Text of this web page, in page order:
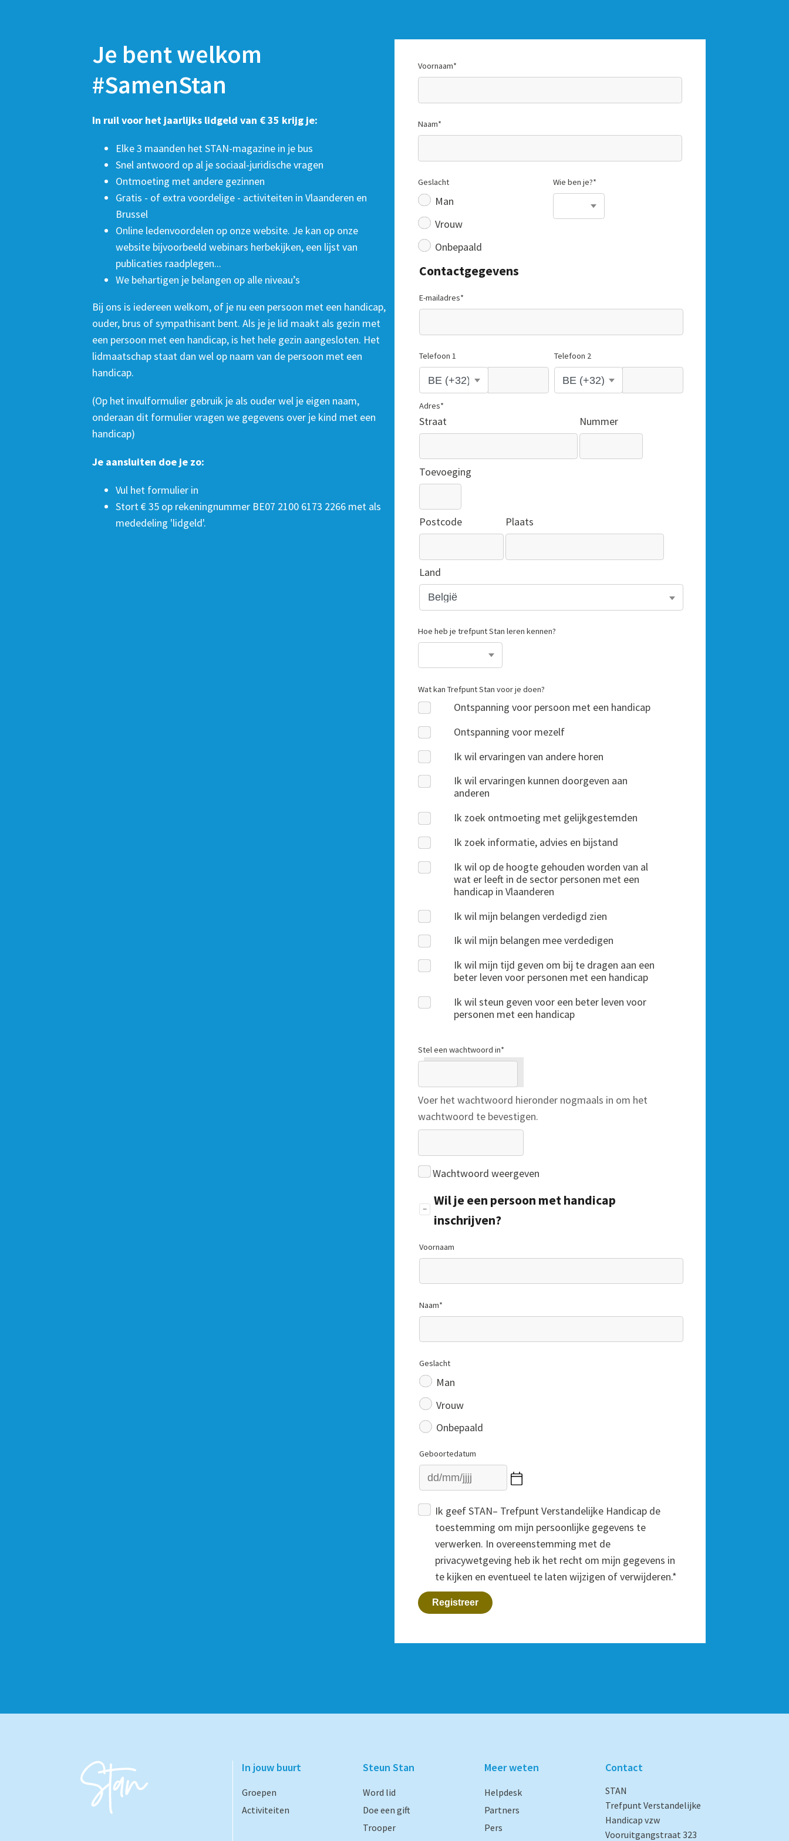
Je bent welkom
#SamenStan
In ruil voor het jaarlijks lidgeld van € 35 krijg je:
Elke 3 maanden het STAN-magazine in je bus
Snel antwoord op al je sociaal-juridische vragen
Ontmoeting met andere gezinnen
Gratis - of extra voordelige - activiteiten in Vlaanderen en
Brussel
Online ledenvoordelen op onze website. Je kan op onze
website bijvoorbeeld webinars herbekijken, een lijst van
publicaties raadplegen...
We behartigen je belangen op alle niveau’s
Bij ons is iedereen welkom, of je nu een persoon met een handicap,
ouder, brus of sympathisant bent. Als je je lid maakt als gezin met
een persoon met een handicap, is het hele gezin aangesloten. Het
lidmaatschap staat dan wel op naam van de persoon met een
handicap.
(Op het invulformulier gebruik je als ouder wel je eigen naam,
onderaan dit formulier vragen we gegevens over je kind met een
handicap)
Je aansluiten doe je zo:
Vul het formulier in
Stort € 35 op rekeningnummer BE07 2100 6173 2266 met als
mededeling 'lidgeld'.
Voornaam*
Naam*
Geslacht
Man
Vrouw
Onbepaald
Wie ben je?*
Contactgegevens
E-mailadres*
Telefoon 1 Telefoon 2
Adres*
Straat Nummer
Toevoeging
Postcode Plaats
Land
Hoe heb je trefpunt Stan leren kennen?
Wat kan Trefpunt Stan voor je doen?
Ontspanning voor persoon met een handicap
Ontspanning voor mezelf
Ik wil ervaringen van andere horen
Ik wil ervaringen kunnen doorgeven aan
anderen
Ik zoek ontmoeting met gelijkgestemden
Ik zoek informatie, advies en bijstand
Ik wil op de hoogte gehouden worden van al
wat er leeft in de sector personen met een
handicap in Vlaanderen
Ik wil mijn belangen verdedigd zien
Ik wil mijn belangen mee verdedigen
Ik wil mijn tijd geven om bij te dragen aan een
beter leven voor personen met een handicap
Ik wil steun geven voor een beter leven voor
personen met een handicap
Stel een wachtwoord in*
Voer het wachtwoord hieronder nogmaals in om het
wachtwoord te bevestigen.
Wachtwoord weergeven
Wil je een persoon met handicap
inschrijven?
Voornaam
Naam*
Geslacht
Man
Vrouw
Onbepaald
Geboortedatum
Ik geef STAN– Trefpunt Verstandelijke Handicap de
toestemming om mijn persoonlijke gegevens te
verwerken. In overeenstemming met de
privacywetgeving heb ik het recht om mijn gegevens in
te kijken en eventueel te laten wijzigen of verwijderen.*
Registreer
In jouw buurt
Groepen
Activiteiten
Steun Stan
Word lid
Doe een gift
Trooper
Meer weten
Helpdesk
Partners
Pers
Contact
STAN
Trefpunt Verstandelijke
Handicap vzw
Vooruitgangstraat 323